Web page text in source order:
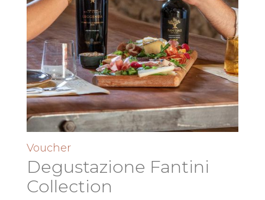
Voucher
Degustazione Fantini
Collection